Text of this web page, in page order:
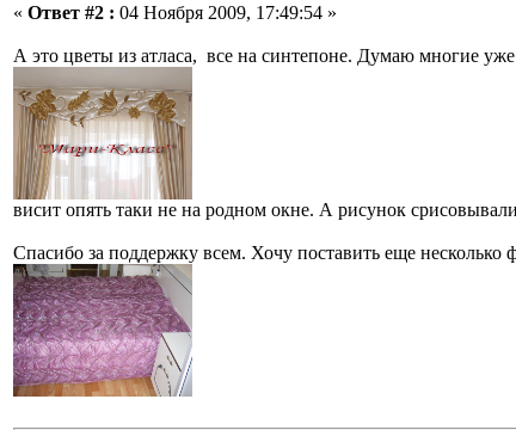
« Ответ #2 : 04 Ноября 2009, 17:49:54 »
А это цветы из атласа, все на синтепоне. Думаю многие
висит опять таки не на родном окне. А рисунок
Спасибо за поддержку всем. Хочу поставить еще